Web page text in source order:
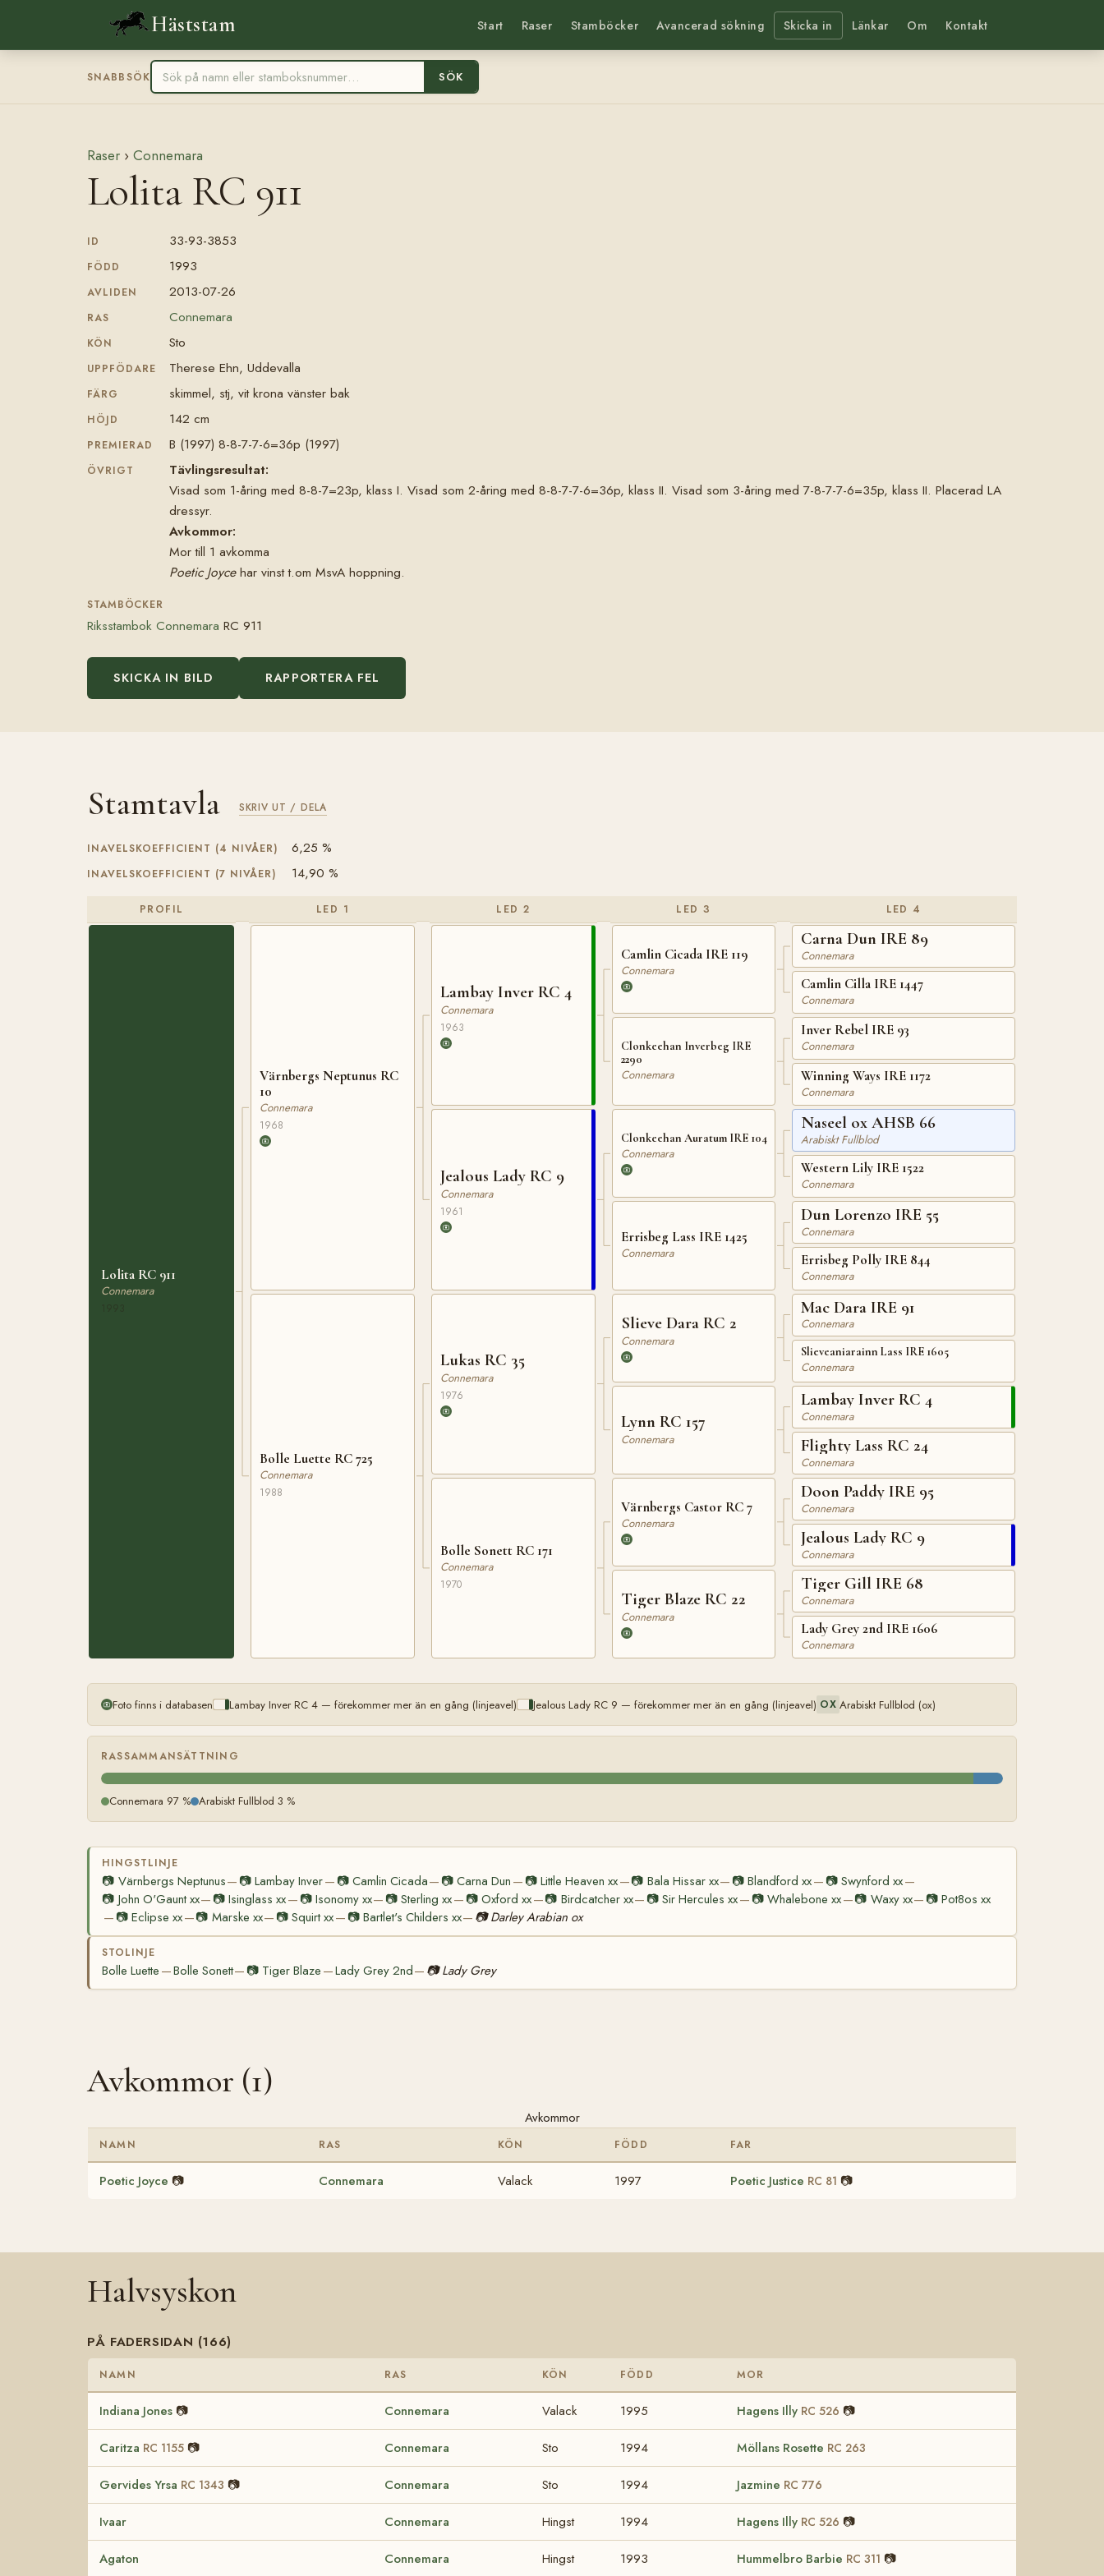
Häststam Start Raser Stamböcker Avancerad sökning Skicka in Länkar Om Kontakt
SNABBSÖK SÖK
Raser › Connemara
Lolita RC 911
ID 33-93-3853
FÖDD 1993
AVLIDEN 2013-07-26
RAS Connemara
KÖN Sto
UPPFÖDARE Therese Ehn, Uddevalla
FÄRG skimmel, stj, vit krona vänster bak
HÖJD 142 cm
PREMIERAD B (1997) 8-8-7-7-6=36p (1997)
ÖVRIGT
Tävlingsresultat:
Visad som 1-åring med 8-8-7=23p, klass I. Visad som 2-åring med 8-8-7-7-6=36p, klass II. Visad som 3-åring med 7-8-7-7-6=35p, klass II. Placerad LA
dressyr.
Avkommor:
Mor till 1 avkomma
Poetic Joycehar vinst t.om MsvA hoppning.
STAMBÖCKER
Riksstambok Connemara RC 911
SKICKA IN BILD RAPPORTERA FEL
Stamtavla SKRIV UT / DELA
INAVELSKOEFFICIENT (4 NIVÅER) 6,25 %
INAVELSKOEFFICIENT (7 NIVÅER) 14,90 %
PROFIL
Lolita RC 911
Connemara
LED 1
Värnbergs Neptunus RC
10
Connemara
1968
Bolle Luette RC 725
Connemara
1988
LED 2
Lambay Inver RC 4
Connemara
1963
Jealous Lady RC 9
Connemara
1961
Lukas RC 35
Connemara
1976
Bolle Sonett RC 171
Connemara
1970
LED 3
Camlin Cicada IRE 119
Connemara
Clonkeehan Inverbeg IRE
2290
Connemara
Clonkeehan Auratum IRE 104
Connemara
Errisbeg Lass IRE 1425
Connemara
Slieve Dara RC 2
Connemara
Lynn RC 157
Connemara
Värnbergs Castor RC 7
Connemara
Tiger Blaze RC 22
Connemara
LED 4
Carna Dun IRE 89
Connemara
Camlin Cilla IRE 1447
Connemara
Inver Rebel IRE 93
Connemara
Winning Ways IRE 1172
Connemara
Naseel ox AHSB 66
Arabiskt Fullblod
Western Lily IRE 1522
Connemara
Dun Lorenzo IRE 55
Connemara
Errisbeg Polly IRE 844
Connemara
Mac Dara IRE 91
Connemara
Slieveaniarainn Lass IRE 1605
Connemara
Lambay Inver RC 4
Connemara
Flighty Lass RC 24
Connemara
Doon Paddy IRE 95
Connemara
Jealous Lady RC 9
Connemara
Tiger Gill IRE 68
Connemara
Lady Grey 2nd IRE 1606
Connemara
Foto finns i databasen Lambay Inver RC 4 — förekommer mer än en gång (linjeavel) Jealous Lady RC 9 — förekommer mer än en gång (linjeavel) OX Arabiskt Fullblod (ox)
RASSAMMANSÄTTNING
Connemara 97 % Arabiskt Fullblod 3 %
HINGSTLINJE
📷 Värnbergs Neptunus— 📷Lambay Inver— 📷 Camlin Cicada— 📷 Carna Dun — 📷Little Heaven xx—📷 Bala Hissar xx— 📷Blandford xx— 📷Swynford xx—
📷 John O'Gaunt xx— 📷Isinglass xx— 📷 Isonomy xx— 📷 Sterling xx— 📷Oxford xx—📷 Birdcatcher xx— 📷Sir Hercules xx— 📷Whalebone xx—📷 Waxy xx— 📷Pot8os xx
— 📷Eclipse xx—📷 Marske xx— 📷Squirt xx— 📷 Bartlet's Childers xx— 📷 Darley Arabian ox
STOLINJE
Bolle Luette —Bolle Sonett— 📷 Tiger Blaze —Lady Grey 2nd— 📷 Lady Grey
Avkommor (1)
Avkommor
NAMN RAS KÖN FÖDD FAR
Poetic Joyce 📷 Connemara Valack 1997 Poetic Justice RC 81 📷
Halvsyskon
PÅ FADERSIDAN (166)
NAMN RAS KÖN FÖDD MOR
Indiana Jones 📷 Connemara Valack 1995 Hagens Illy RC 526 📷
Caritza RC 1155 📷 Connemara Sto 1994 Möllans Rosette RC 263
Gervides Yrsa RC 1343 📷 Connemara Sto 1994 Jazmine RC 776
Ivaar Connemara Hingst 1994 Hagens Illy RC 526 📷
Agaton Connemara Hingst 1993 Hummelbro Barbie RC 311 📷